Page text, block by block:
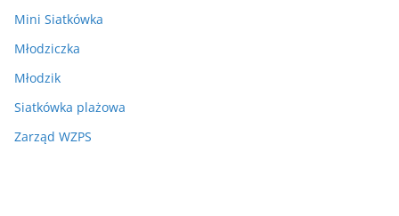
Mini Siatkówka
Młodziczka
Młodzik
Siatkówka plażowa
Zarząd WZPS